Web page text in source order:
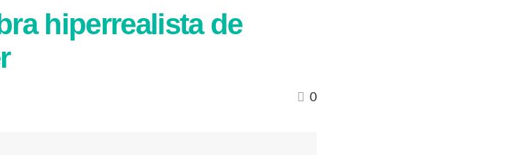
hiperrealista de
0